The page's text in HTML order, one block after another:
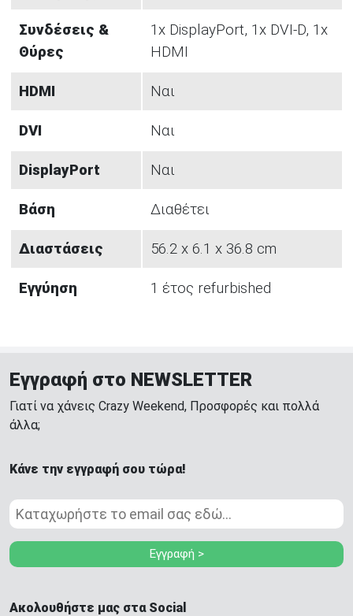
Συνδέσεις &
Θύρες
1x DisplayPort, 1x DVI-D, 1x
HDMI
HDMI Ναι
DVI Ναι
DisplayPort Ναι
Βάση Διαθέτει
Διαστάσεις 56.2 x 6.1 x 36.8 cm
Εγγύηση 1 έτος refurbished
Εγγραφή στο NEWSLETTER
Γιατί να χάνεις Crazy Weekend, Προσφορές και πολλά
άλλα;
Κάνε την εγγραφή σου τώρα!
Εγγραφή >
Ακολουθήστε μας στα Social